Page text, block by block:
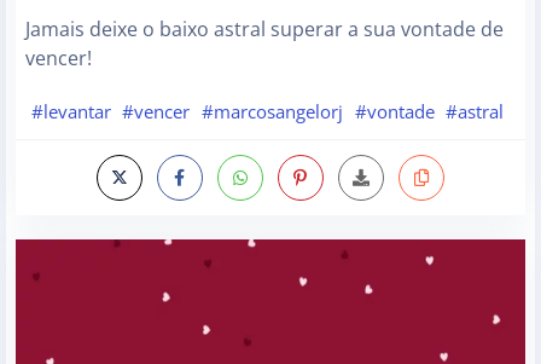
Jamais deixe o baixo astral superar a sua vontade de
vencer!
#levantar #vencer #marcosangelorj #vontade #astral